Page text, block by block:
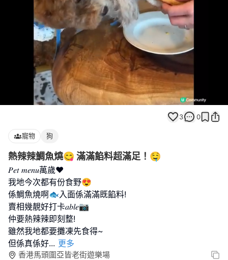
Loaded
100.00%
Unmute
3 0
寵物 狗
熱辣辣鯛魚燒😋 滿滿餡料超滿足！🤤
𝑃𝑒𝑡 𝑚𝑒𝑛𝑢萬歲♥
我地今次都有份食野😍
係鯛魚燒啊🐟入面係滿滿既餡料!
賣相幾靚好打卡𝑎𝑏𝑙𝑒📷
仲要熱辣辣即刻整!
雖然我地都要攤凍先食得~
但係真係好... 更多
香港馬頭圍亞皆老街遊樂場